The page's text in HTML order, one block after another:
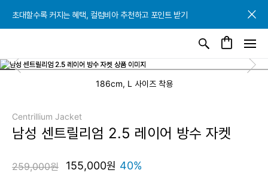
초대할수록 커지는 혜택, 컬럼비아 추천하고 포인트 받기
초대할수록 커지는 혜택, 컬럼비아 추천하고 포인트 받기
초대할수록 커지는 혜택, 컬럼비아 추천하고 포인트 받기
186cm, L 사이즈 착용
Centrillium Jacket
남성 센트릴리엄 2.5 레이어 방수 자켓
259,000원 155,000원 40%